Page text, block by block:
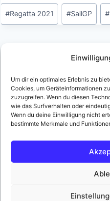
Um dir ein optimales Erlebnis zu
Cookies, um Geräteinformationen
zuzugreifen. Wenn du diesen
wie das Surfverhalten oder
Wenn du deine Einwilligung nicht
bestimmte Merkmale und
#Regatta 2021 #SailGP #
Sail Grand Prix ersten
Test USA Team !
© 1996-2026 SEGEL.DE